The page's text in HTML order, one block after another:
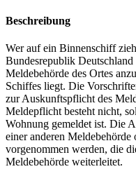
Beschreibung
Wer auf ein Binnenschiff
Bundesrepublik
Meldebehörde des Ortes
Schiffes liegt. Die
zur Auskunftspflicht des
Meldepflicht besteht nicht,
Wohnung gemeldet ist. Die
einer anderen Meldebehörde
vorgenommen werden, die
Meldebehörde weiterleitet.